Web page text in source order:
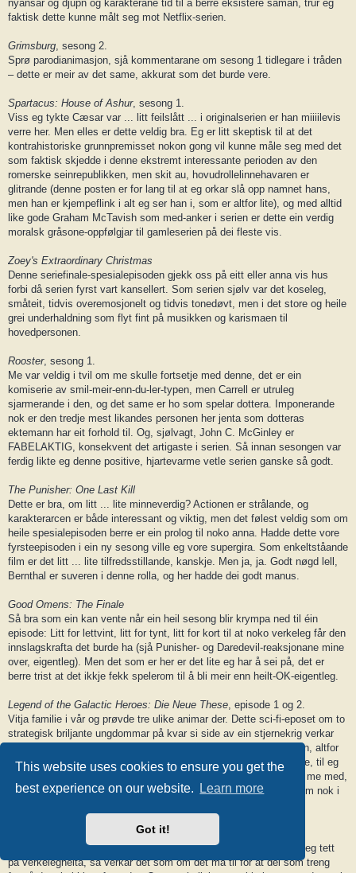
This website uses cookies to ensure you get the
best experience on our website.
Learn more
Got it!
nyansar og djupn og karakterane tid til å berre eksistere saman, trur eg
faktisk dette kunne målt seg mot Netflix-serien.
Grimsburg, sesong 2.
Sprø parodianimasjon, sjå kommentarane om sesong 1 tidlegare i tråden
– dette er meir av det same, akkurat som det burde vere.
Spartacus: House of Ashur, sesong 1.
Viss eg tykte Cæsar var ... litt feilslått ... i originalserien er han miiiilevis
verre her. Men elles er dette veldig bra. Eg er litt skeptisk til at det
kontrahistoriske grunnpremisset nokon gong vil kunne måle seg med det
som faktisk skjedde i denne ekstremt interessante perioden av den
romerske seinrepublikken, men skit au, hovudrollelinnehavaren er
glitrande (denne posten er for lang til at eg orkar slå opp namnet hans,
men han er kjempeflink i alt eg ser han i, som er altfor lite), og med alltid
like gode Graham McTavish som med-anker i serien er dette ein verdig
moralsk gråsone-oppfølgjar til gamleserien på dei fleste vis.
Zoey's Extraordinary Christmas
Denne seriefinale-spesialepisoden gjekk oss på eitt eller anna vis hus
forbi då serien fyrst vart kansellert. Som serien sjølv var det koseleg,
småteit, tidvis overemosjonelt og tidvis tonedøvt, men i det store og heile
grei underhaldning som flyt fint på musikken og karismaen til
hovedpersonen.
Rooster, sesong 1.
Me var veldig i tvil om me skulle fortsetje med denne, det er ein
komiserie av smil-meir-enn-du-ler-typen, men Carrell er utruleg
sjarmerande i den, og det same er ho som spelar dottera. Imponerande
nok er den tredje mest likandes personen her jenta som dotteras
ektemann har eit forhold til. Og, sjølvagt, John C. McGinley er
FABELAKTIG, konsekvent det artigaste i serien. Så innan sesongen var
ferdig likte eg denne positive, hjartevarme vetle serien ganske så godt.
The Punisher: One Last Kill
Dette er bra, om litt ... lite minneverdig? Actionen er strålande, og
karakterarcen er både interessant og viktig, men det følest veldig som om
heile spesialepisoden berre er ein prolog til noko anna. Hadde dette vore
fyrsteepisoden i ein ny sesong ville eg vore supergira. Som enkeltståande
film er det litt ... lite tilfredsstillande, kanskje. Men ja, ja. Godt nøgd lell,
Bernthal er suveren i denne rolla, og her hadde dei godt manus.
Good Omens: The Finale
Så bra som ein kan vente når ein heil sesong blir krympa ned til éin
episode: Litt for lettvint, litt for tynt, litt for kort til at noko verkeleg får den
innslagskrafta det burde ha (sjå Punisher- og Daredevil-reaksjonane mine
over, eigentleg). Men det som er her er det lite eg har å sei på, det er
berre trist at det ikkje fekk spelerom til å bli meir enn heilt-OK-eigentleg.
Legend of the Galactic Heroes: Die Neue These, episode 1 og 2.
Vitja familie i vår og prøvde tre ulike animar der. Dette sci-fi-eposet om to
strategisk briljante ungdommar på kvar si side av ein stjernekrig verkar
veldig opp mi gate, men det er diverre absolutt ikkje for ektefellen, altfor
mykje prating og intriger, så den ligg no på langsiktig vent, diverre, til eg
har tid til å sjå den på eiga hand. (Dei andre to animane fortsette me med,
men er framleis ikkje ferdige med fyrstesesongane av, så dei kjem nok i
Her fekk dei skuta godt i hamn, tykte eg. Og om det er overtydeleg tett
på verkelegheita, så verkar det som om det må til for at dei som treng